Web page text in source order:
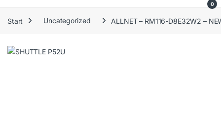
0
Start Uncategorized ALLNET – RM116-D8E32W2 –